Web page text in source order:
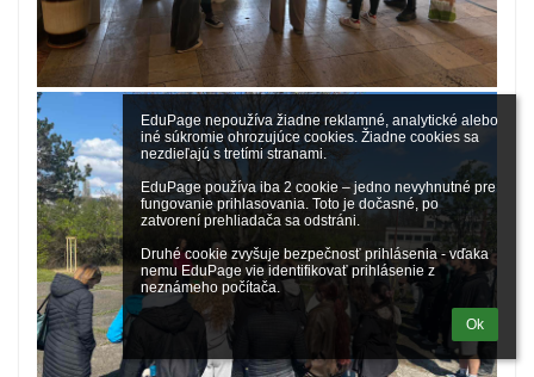
EduPage nepoužíva žiadne reklamné, analytické alebo
iné súkromie ohrozujúce cookies. Žiadne cookies sa
nezdieľajú s tretími stranami.
EduPage používa iba 2 cookie – jedno nevyhnutné pre
fungovanie prihlasovania. Toto je dočasné, po
zatvorení prehliadača sa odstráni.
Druhé cookie zvyšuje bezpečnosť prihlásenia - vďaka
nemu EduPage vie identifikovať prihlásenie z
neznámeho počítača.
Ok